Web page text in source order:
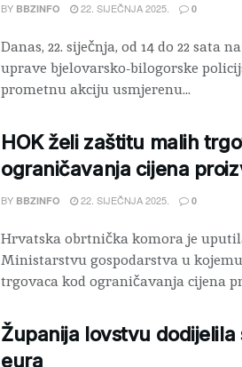
BY BBZINFO 22. SIJEČNJA 2025. 0
Danas, 22. siječnja, od 14 do 22 sata
uprave bjelovarsko-bilogorske
prometnu akciju usmjerenu...
HOK želi zaštitu malih
ograničavanja cijena
BY BBZINFO 22. SIJEČNJA 2025. 0
Hrvatska obrtnička komora je
Ministarstvu gospodarstva u
trgovaca kod ograničavanja cijena
Županija lovstvu dodijelila
eura